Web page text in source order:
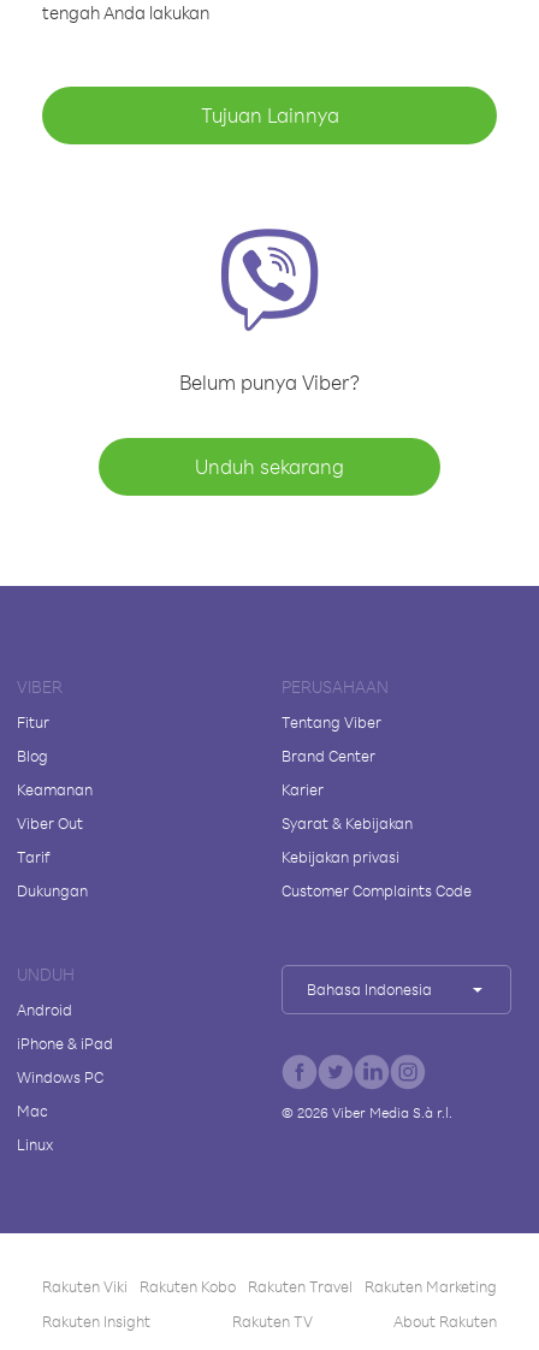
tengah Anda lakukan
Tujuan Lainnya
Belum punya Viber?
Unduh sekarang
VIBER
Fitur
Blog
Keamanan
Viber Out
Tarif
Dukungan
PERUSAHAAN
Tentang Viber
Brand Center
Karier
Syarat & Kebijakan
Kebijakan privasi
Customer Complaints Code
UNDUH
Android
iPhone & iPad
Windows PC
Mac
Linux
Bahasa Indonesia
© 2026Viber Media S.à r.l.
Rakuten Viki Rakuten Kobo Rakuten Travel
Rakuten Marketing
Rakuten Insight
Rakuten TV About Rakuten